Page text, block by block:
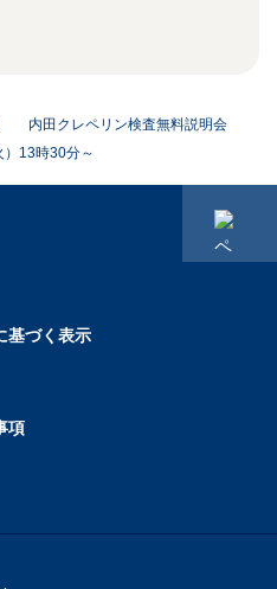
内田クレペリン検査無料説明会
13時30分～
基づく表示
項